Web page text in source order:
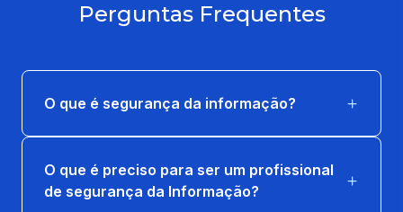
CONFORMIDADE COM NORMAS E REGUL.
36 horas
GESTÃO DA SEGURANÇA NO SDLC
36 horas
POLÍTICAS DE SEGURANÇA E CLAS. DA
Perguntas Frequentes
O que é segurança da informação?
O que é preciso para ser um profissional
de segurança da Informação?